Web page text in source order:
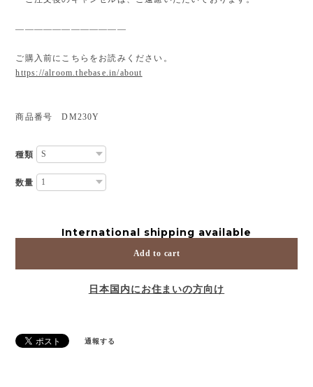
————————————
ご購入前にこちらをお読みください。
https://alroom.thebase.in/about
商品番号 DM230Y
種類
数量
International shipping available
Add to cart
日本国内にお住まいの方向け
通報する